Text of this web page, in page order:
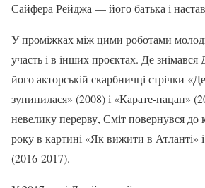
Сайфера Рейджа — його батька і
У проміжках між цими роботами
участь і в інших проєктах. Де
його акторській скарбничці стрічки
зупинилася» (2008) і «Карате-пацан»
невелику перерву, Сміт повернувся до
року в картині «Як вижити в Атланті» і
(2016-2017).